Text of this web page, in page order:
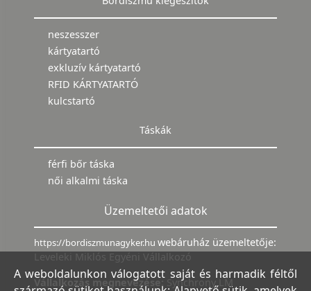
neszesszer
kártyatartó
exkluzív kártyatartó
RFID KÁRTYATARTÓ
kulcstartó
Táskák
férfi bőr táska
női alkalmi táska
Üzemeltetői adatok
https://bordiszmunagyker.hu webáruház üzemeltetője:
Leveleki Miklós Egyéni Vállalkozó
Vállalkozás megnevezése: Synchrony LM
A weboldalunkon válogatott saját és harmadik féltől